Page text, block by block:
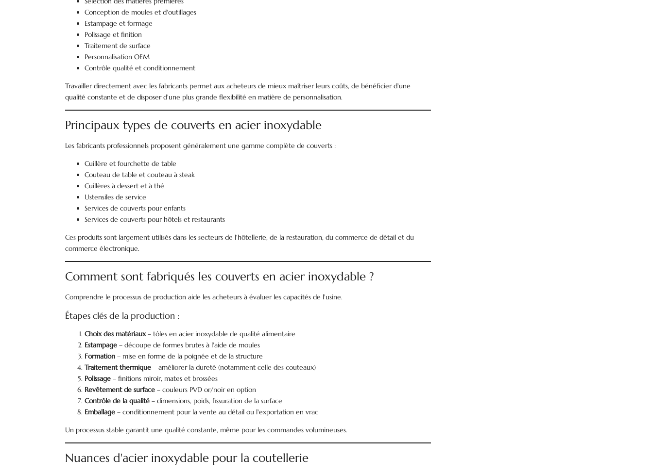
Conception de moules et d'outillages
Estampage et formage
Polissage et finition
Traitement de surface
Personnalisation OEM
Contrôle qualité et conditionnement
Travailler directement avec les fabricants permet aux acheteurs de mieux maîtriser leurs coûts, de bénéficier d'une
qualité constante et de disposer d'une plus grande flexibilité en matière de personnalisation.
Principaux types de couverts en acier inoxydable
Les fabricants professionnels proposent généralement une gamme complète de couverts :
Cuillère et fourchette de table
Couteau de table et couteau à steak
Cuillères à dessert et à thé
Ustensiles de service
Services de couverts pour enfants
Services de couverts pour hôtels et restaurants
Ces produits sont largement utilisés dans les secteurs de l'hôtellerie, de la restauration, du commerce de détail et du
commerce électronique.
Comment sont fabriqués les couverts en acier inoxydable ?
Comprendre le processus de production aide les acheteurs à évaluer les capacités de l'usine.
Étapes clés de la production :
Choix des matériaux– tôles en acier inoxydable de qualité alimentaire
Estampage – découpe de formes brutes à l'aide de moules
Formation – mise en forme de la poignée et de la structure
Traitement thermique – améliorer la dureté (notamment celle des couteaux)
Polissage – finitions miroir, mates et brossées
Revêtement de surface – couleurs PVD or/noir en option
Contrôle de la qualité – dimensions, poids, fissuration de la surface
Emballage – conditionnement pour la vente au détail ou l'exportation en vrac
Un processus stable garantit une qualité constante, même pour les commandes volumineuses.
Nuances d'acier inoxydable pour la coutellerie